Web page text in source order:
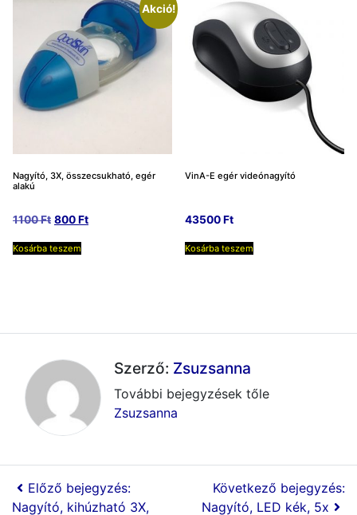
Akció!
Nagyító, 3X, összecsukható, egér
alakú
1100Ft Original
was:
800FtCurrent
Kosárba teszem
VinA-E egér videónagyító
43500Ft
Kosárba teszem
Szerző: Zsuzsanna
További bejegyzések tőle
Zsuzsanna
Előző bejegyzés:
Nagyító, kihúzható 3X,
Következő bejegyzés:
Nagyító, LED kék, 5x